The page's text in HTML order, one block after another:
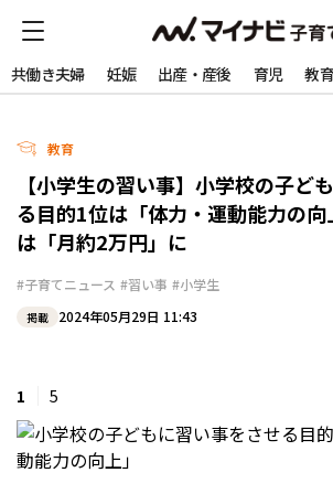
共働き夫婦 妊娠 出産・産後 育児 教育
教育
【小学生の習い事】小学校の子ど
る目的1位は「体力・運動能力の
は「月約2万円」に
#子育てニュース #習い事 #小学生
掲載 2024年05月29日 11:43
1 5